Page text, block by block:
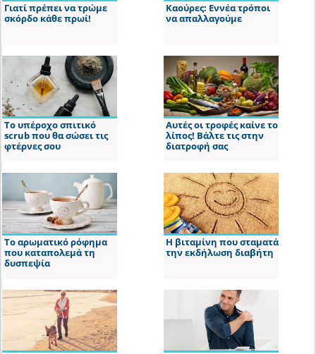
Γιατί πρέπει να τρώμε
σκόρδο κάθε πρωί!
Καούρες: Εννέα τρόποι
να απαλλαγούμε
Το υπέροχο σπιτικό
scrub που θα σώσει τις
φτέρνες σου
Αυτές οι τροφές καίνε το
λίπος! Βάλτε τις στην
διατροφή σας
Το αρωματικό ρόφημα
που καταπολεμά τη
δυσπεψία
Η βιταμίνη που σταματά
την εκδήλωση διαβήτη